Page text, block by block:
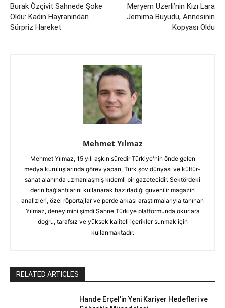
Burak Özçivit Sahnede Şoke
Oldu: Kadın Hayranından
Sürpriz Hareket
Meryem Uzerli’nin Kızı Lara
Jemima Büyüdü, Annesinin
Kopyası Oldu
Mehmet Yılmaz
Mehmet Yılmaz, 15 yılı aşkın süredir Türkiye'nin önde gelen
medya kuruluşlarında görev yapan, Türk şov dünyası ve kültür-
sanat alanında uzmanlaşmış kıdemli bir gazetecidir. Sektördeki
derin bağlantılarını kullanarak hazırladığı güvenilir magazin
analizleri, özel röportajlar ve perde arkası araştırmalarıyla tanınan
Yılmaz, deneyimini şimdi Sahne Türkiye platformunda okurlara
doğru, tarafsız ve yüksek kaliteli içerikler sunmak için
kullanmaktadır.
RELATED ARTICLES
Hande Erçel’in Yeni Kariyer Hedefleri ve